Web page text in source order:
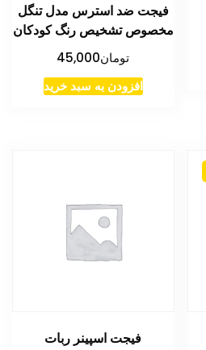
فیجت ضد استرس مدل تنگل
مخصوص تشخیص رنگ کودکان
تومان45,000
افزودن به سبد خرید
فیجت اسپینر ربات